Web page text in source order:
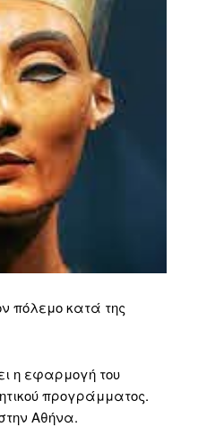
πόλεμο κατά της
η εφαρμογή του
προγράμματος.
Αθήνα.